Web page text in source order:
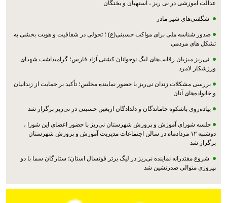
عدالت آموزشی در نی ریز ، استهبان و بختگان
شگفتی‌های شیر مادر
صدور شناسه ملی برای مواکب حسینی(ع) ؛ تحولی در شفافیت و هویت بخشی به
تشکل های مردمی
نی‌ریز میزبان رقابت‌های لیگ نوجوانان کشتی آزاد فارس؛ گرامیداشت شهدای
ورزشکار لامرد
بررسی مشکلات زندان نی‌ریز با حضور نماینده مجلس؛ تأکید بر حمایت از زندانیان
و خانواده‌های آنان
پیاده‌روی باشکوه جاماندگان و دلدادگان اربعین حسینی در نی‌ریز برگزار شد
جلسه شورای آموزش و پرورش شهرستان نی‌ریز با حضور اعضای این شورا ،
دوشنبه ۱۲ مردادماه در سالن اجتماعات مدیریت آموزش و پرورش شهرستان
برگزار شد
شروع مقتدرانه نماینده نی‌ریز در لیگ برتر فوتسال استان؛ ستارگان سما با دو
پیروزی متوالی صدرنشین شد